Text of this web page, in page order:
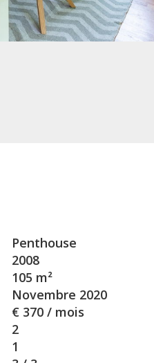
Penthouse
2008
105 m²
Novembre 2020
€ 370 / mois
2
1